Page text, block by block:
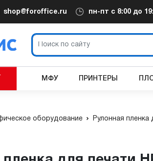
shop@foroffice.ru пн-пт с 8:00 до
МФУ ПРИНТЕРЫ
оборудование Рулонная пленка